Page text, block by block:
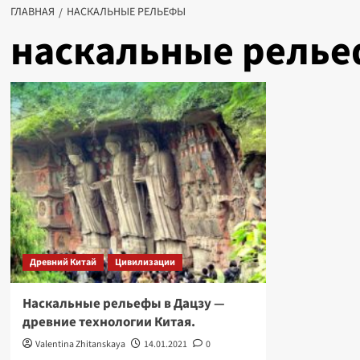
ГЛАВНАЯ НАСКАЛЬНЫЕ РЕЛЬЕФЫ
наскальные
Древний Китай Цивилизации
Наскальные рельефы в Дацзу —
древние технологии Китая.
Valentina Zhitanskaya 14.01.2021
0